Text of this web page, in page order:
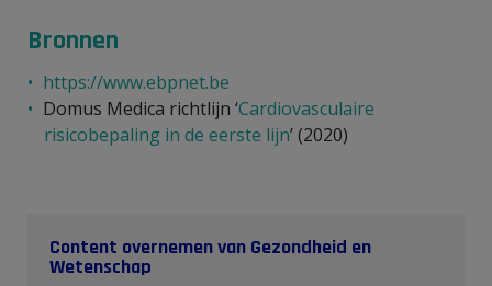
Bronnen
https://www.ebpnet.be
Domus Medica richtlijn ‘Cardiovasculaire
risicobepaling in de eerste lijn’ (2020)
Content overnemen van Gezondheid en
Wetenschap